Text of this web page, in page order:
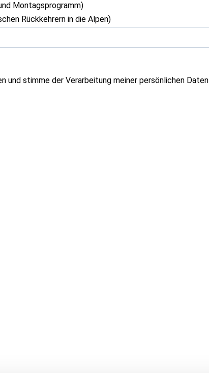
Montagsprogramm)
Rückkehrern in die Alpen)
und stimme der Verarbeitung meiner persönlichen